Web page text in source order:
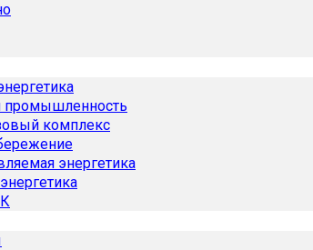
промышленность
комплекс
энергетика